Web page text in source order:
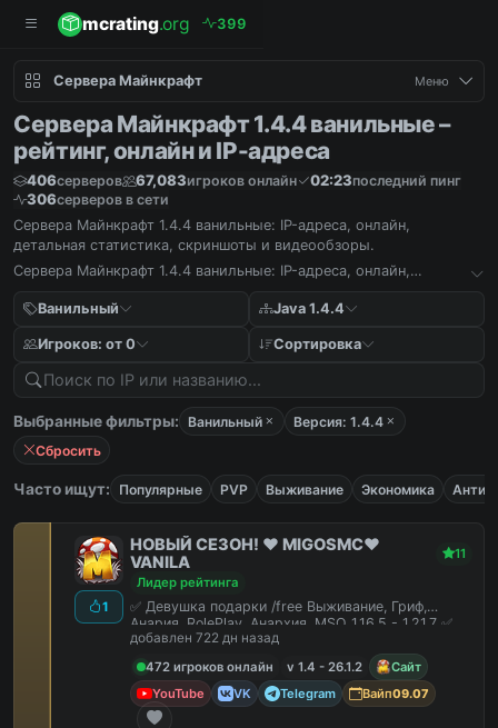
mcrating.org 399
Сервера Майнкрафт Меню
Сервера Майнкрафт 1.4.4 ванильные –
рейтинг, онлайн и IP-адреса
406серверов 67,083игроков онлайн 02:23последний пинг
306серверов в сети
Сервера Майнкрафт 1.4.4 ванильные: IP-адреса, онлайн,
детальная статистика, скриншоты и видеообзоры.
Сервера Майнкрафт 1.4.4 ванильные: IP-адреса, онлайн,
Ванильный
Java 1.4.4
Игроков: от 0 Сортировка
Выбранные фильтры: Ванильный
Версия: 1.4.4
Сбросить
Часто ищут: Популярные PVP Выживание Экономика
1
НОВЫЙ СЕЗОН! ❤️ MIGOSMC❤️
VANILA
11
Лидер рейтинга
✅ Девушка подарки /free Выживание, Гриф,
Анария, RolePlay, Анархия, MSO 1.16.5 - 1.21.7 ✅
добавлен 722 дн назад
472 игроков онлайн
v 1.4 - 26.1.2
Сайт
YouTube
VK Telegram Вайп09.07